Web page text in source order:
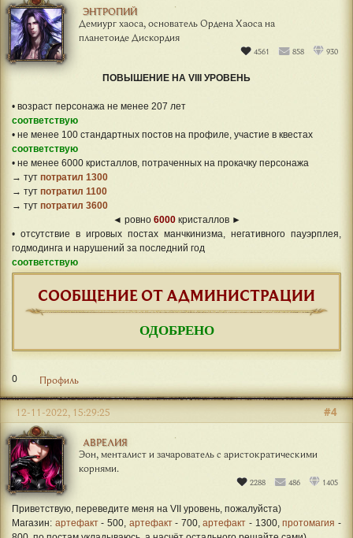
ЭНТРОПИЙ
Демиург хаоса, основатель Ордена Хаоса на
планетоиде Дискордия
4561 858 930
ПОВЫШЕНИЕ НА VIII УРОВЕНЬ
• возраст персонажа не менее 207 лет
соответствую
• не менее 100 стандартных постов на профиле, участие в квестах
соответствую
• не менее 6000 кристаллов, потраченных на прокачку персонажа
→ тут потратил 1300
→ тут потратил 1100
→ тут потратил 3600
◄ ровно 6000кристаллов ►
• отсутствие в игровых постах манчкинизма, негативного пауэрплея,
годмодинга и нарушений за последний год
соответствую
СООБЩЕНИЕ ОТ АДМИНИСТРАЦИИ
ОДОБРЕНО
0 Профиль
АВРЕЛИЯ
Эон, менталист и зачарователь с аристократическими
корнями.
2288 486 1405
#4
12-11-2022, 15:29:25
Приветствую, переведите меня на VII уровень, пожалуйста)
Магазин: артефакт- 500, артефакт- 700,артефакт - 1300,протомагия -